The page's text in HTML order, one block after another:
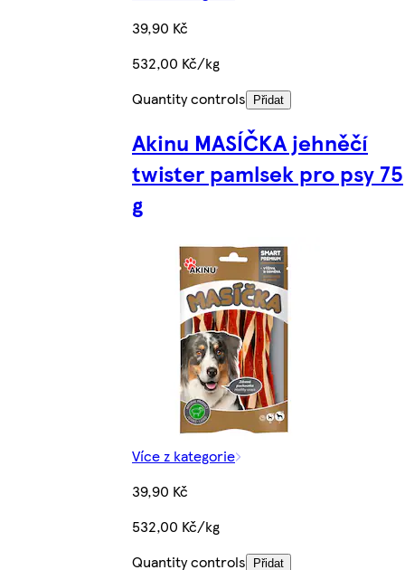
39,90 Kč
532,00 Kč/kg
Quantity controls
Přidat
Akinu MASÍČKA jehněčí
twister pamlsek pro psy 75
g
Více z kategorie
39,90 Kč
532,00 Kč/kg
Quantity controls
Přidat